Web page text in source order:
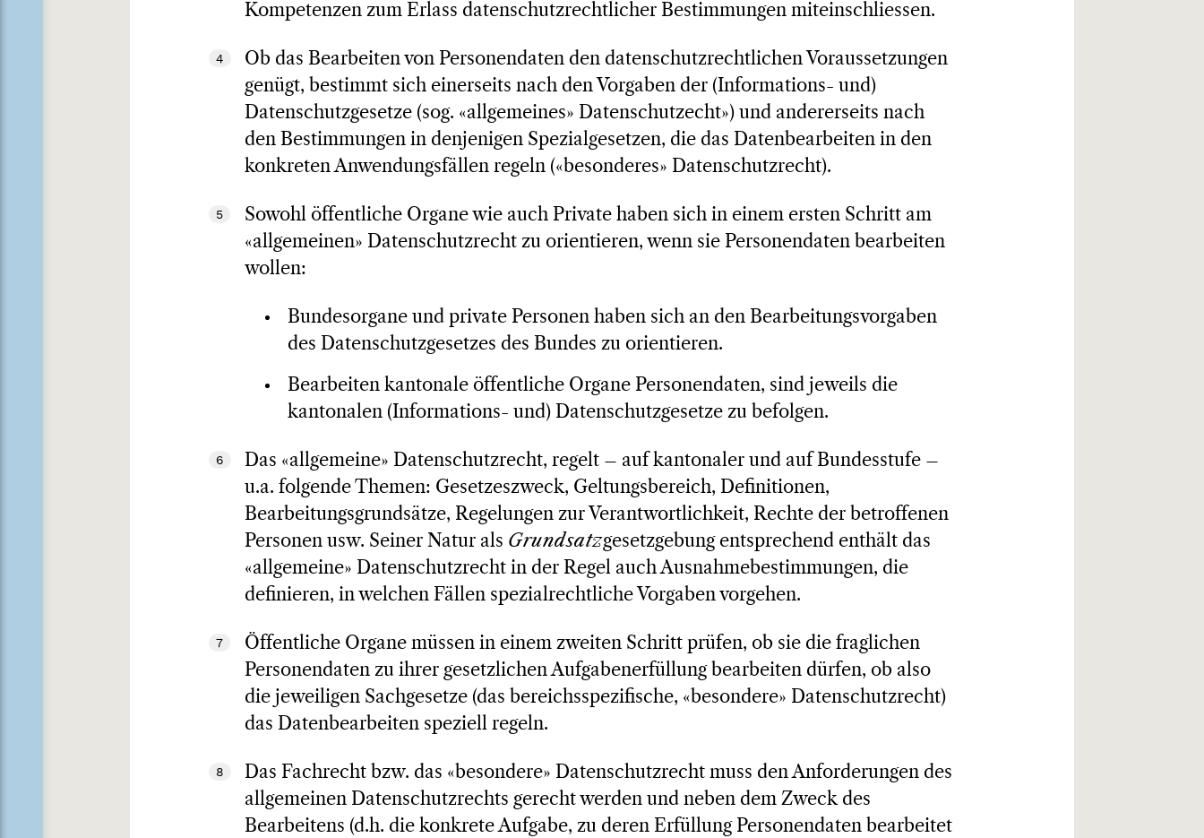
Kompetenzen zum Erlass datenschutzrechtlicher Bestimmungen miteinschliessen.
4
Ob das Bearbeiten von Personendaten den datenschutzrechtlichen Voraussetzungen
genügt, bestimmt sich einerseits nach den Vorgaben der (Informations- und)
Datenschutzgesetze (sog. «allgemeines» Datenschutzecht») und andererseits nach
den Bestimmungen in denjenigen Spezialgesetzen, die das Datenbearbeiten in den
konkreten Anwendungsfällen regeln («besonderes» Datenschutzrecht).
5
Sowohl öffentliche Organe wie auch Private haben sich in einem ersten Schritt am
«allgemeinen» Datenschutzrecht zu orientieren, wenn sie Personendaten bearbeiten
wollen:
Bundesorgane und private Personen haben sich an den Bearbeitungsvorgaben
des Datenschutzgesetzes des Bundes zu orientieren.
Bearbeiten kantonale öffentliche Organe Personendaten, sind jeweils die
kantonalen (Informations- und) Datenschutzgesetze zu befolgen.
6
Das «allgemeine» Datenschutzrecht, regelt – auf kantonaler und auf Bundesstufe –
u.a. folgende Themen: Gesetzeszweck, Geltungsbereich, Definitionen,
Bearbeitungsgrundsätze, Regelungen zur Verantwortlichkeit, Rechte der betroffenen
Personen usw. Seiner Natur als Grundsatzgesetzgebung entsprechend enthält das
«allgemeine» Datenschutzrecht in der Regel auch Ausnahmebestimmungen, die
definieren, in welchen Fällen spezialrechtliche Vorgaben vorgehen.
7
Öffentliche Organe müssen in einem zweiten Schritt prüfen, ob sie die fraglichen
Personendaten zu ihrer gesetzlichen Aufgabenerfüllung bearbeiten dürfen, ob also
die jeweiligen Sachgesetze (das bereichsspezifische, «besondere» Datenschutzrecht)
das Datenbearbeiten speziell regeln.
8
Das Fachrecht bzw. das «besondere» Datenschutzrecht muss den Anforderungen des
allgemeinen Datenschutzrechts gerecht werden und neben dem Zweck des
Bearbeitens (d.h. die konkrete Aufgabe, zu deren Erfüllung Personendaten bearbeitet